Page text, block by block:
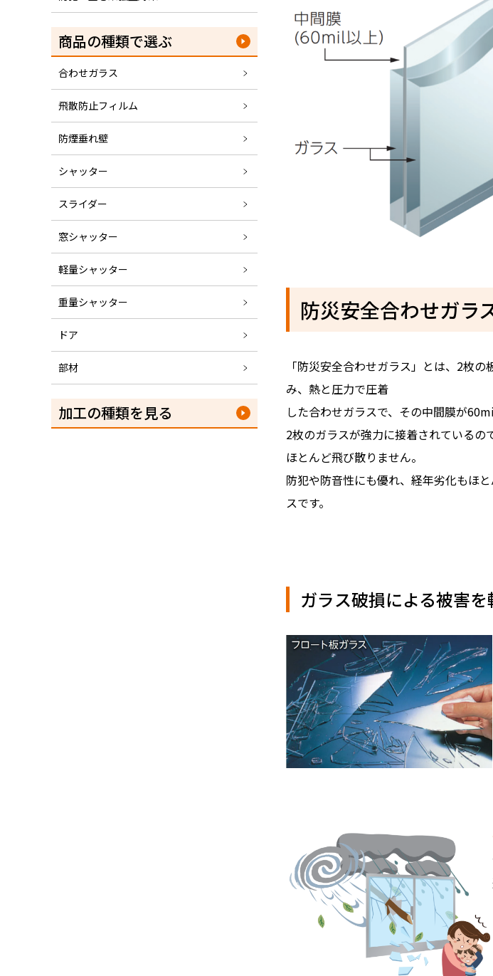
商品の種類で選ぶ
合わせガラス
飛散防止フィルム
防煙垂れ壁
シャッター
スライダー
窓シャッター
軽量シャッター
重量シャッター
ドア
部材
加工の種類を見る
防災安全合わせガラ
「防災安全合わせガラス」とは、2枚
み、熱と圧力で圧着
した合わせガラスで、その中間膜が
2枚のガラスが強力に接着されているの
ほとんど飛び散りません。
防犯や防音性にも優れ、経年劣化もほ
スです。
ガラス破損による被害を